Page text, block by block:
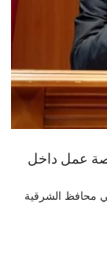
عن توفير 1837 فرصة عمل داخل
محافظ الشرقية